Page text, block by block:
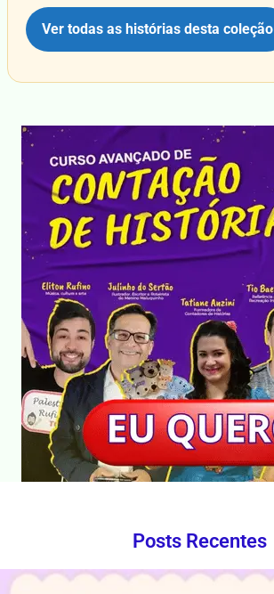
Ver todas as histórias desta coleção
Posts Recentes